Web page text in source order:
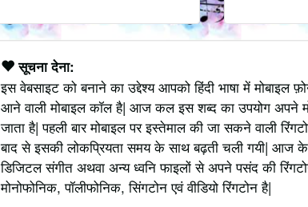
सूचना देना:
इस वेबसाइट को बनाने का उद्देश्य आपको हिंदी भाषा में मोबाइल
आने वाली मोबाइल कॉल है| आज कल इस शब्द का उपयोग अपने
जाता है| पहली बार मोबाइल पर इस्तेमाल की जा सकने वाली
बाद से इसकी लोकप्रियता समय के साथ बढ़ती चली गयी| आज के
डिजिटल संगीत अथवा अन्य ध्वनि फाइलों से अपने पसंद की
मोनोफोनिक, पॉलीफोनिक, सिंगटोन एवं वीडियो रिंगटोन है|